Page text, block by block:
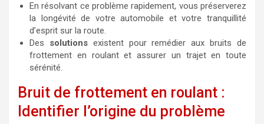
En résolvant ce problème rapidement, vous préserverez
la longévité de votre automobile et votre tranquillité
d’esprit sur la route.
Des solutionsexistent pour remédier aux bruits de
frottement en roulant et assurer un trajet en toute
sérénité.
Bruit de frottement en roulant :
Identifier l’origine du problème